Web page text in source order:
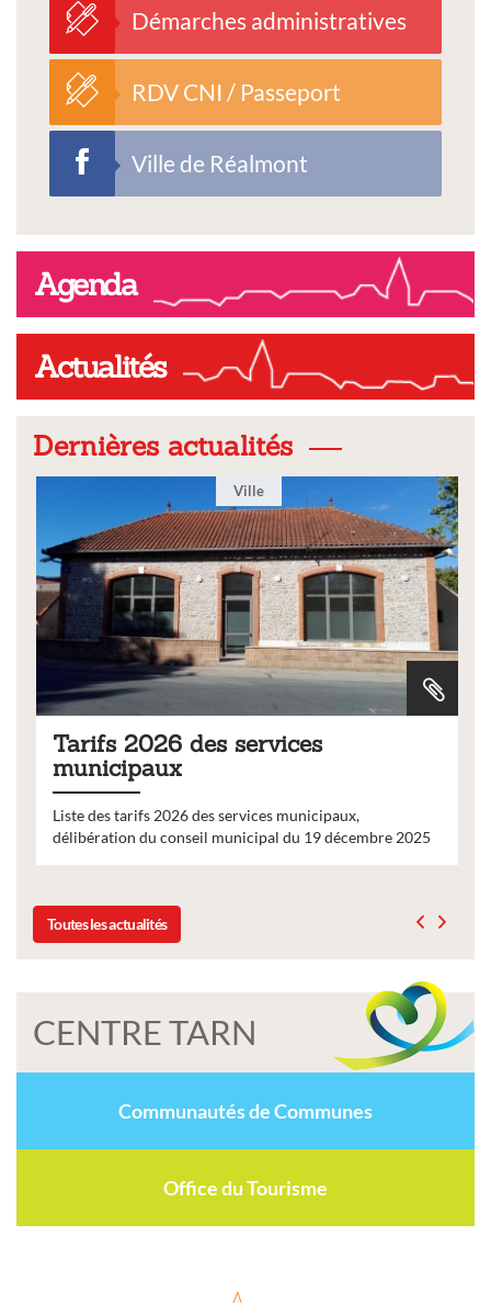
Démarches administratives
RDV CNI / Passeport
Ville de Réalmont
Agenda
Actualités
Dernières actualités
Ville
Tarifs 2026 des services
municipaux
Liste des tarifs 2026 des services municipaux,
délibération du conseil municipal du 19 décembre 2025
Toutes les actualités
CENTRE TARN
Communautés de Communes
Office du Tourisme